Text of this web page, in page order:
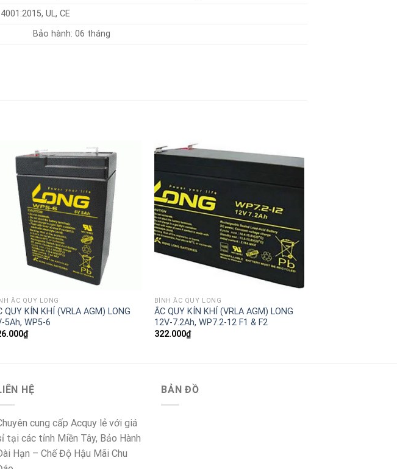
UL, CE
Bảo hành: 06 tháng
ẮC QUY LONG
QUY KÍN KHÍ (VRLA AGM) LONG
5Ah, WP5-6
₫
BÌNH ẮC QUY LONG
ẮC QUY KÍN KHÍ (VRLA AGM) LONG
12V-7.2Ah, WP7.2-12 F1 & F2
322.000₫
HỆ
cung cấp Acquy lẻ với giá
tại các tỉnh Miền Tây, Bảo Hành
Hạn – Chế Độ Hậu Mãi Chu
BẢN ĐỒ